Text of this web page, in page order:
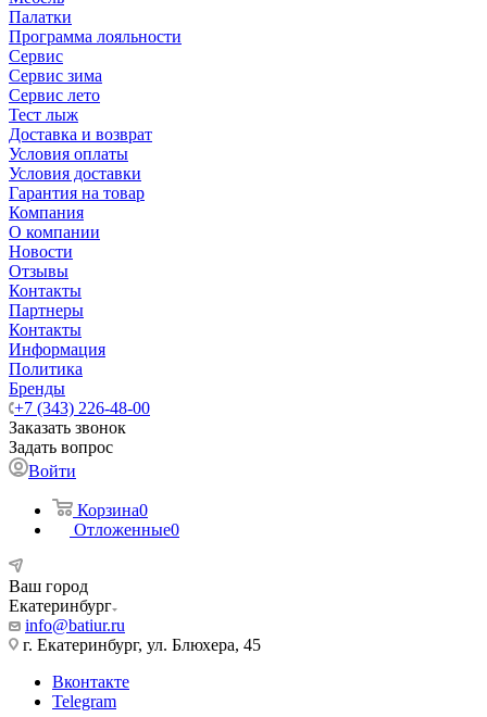
Палатки
Программа лояльности
Сервис
Сервис зима
Сервис лето
Тест лыж
Доставка и возврат
Условия оплаты
Условия доставки
Гарантия на товар
Компания
О компании
Новости
Отзывы
Контакты
Партнеры
Контакты
Информация
Политика
Бренды
+7 (343) 226-48-00
Заказать звонок
Задать вопрос
Войти
Корзина0
Отложенные0
Ваш город
Екатеринбург
info@batiur.ru
г. Екатеринбург, ул. Блюхера, 45
Вконтакте
Telegram